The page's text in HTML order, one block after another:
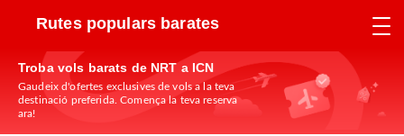
Rutes populars barates
Troba vols barats de NRT a ICN
Gaudeix d'ofertes exclusives de vols a la teva
destinació preferida. Comença la teva reserva
ara!